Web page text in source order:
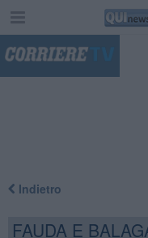
Indietro
FAUDA E